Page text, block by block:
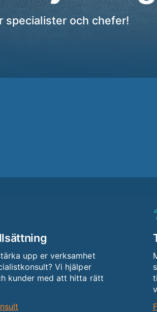
specialister och chefer!
upp er verksamhet
Vi hjälper
kunder med att hitta rätt